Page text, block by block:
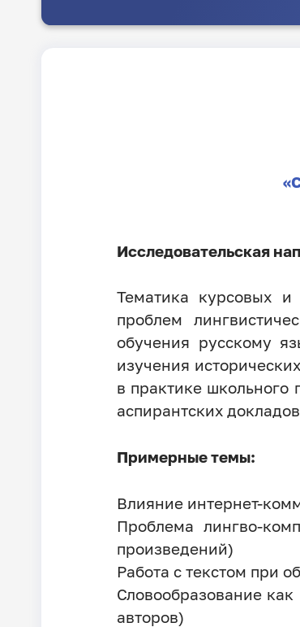
Исследовательская
Тематика курсовых и
проблем
обучения русскому
изучения
в практике школьного
аспирантских
Примерные темы:
Влияние интернет-
Проблема лингво-
произведений)
Работа с текстом при
Словообразование
авторов)